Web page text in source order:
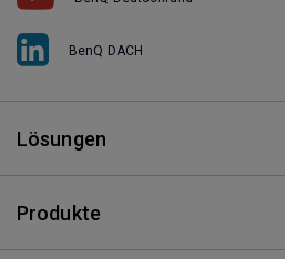
BenQ DACH
Lösungen
Produkte